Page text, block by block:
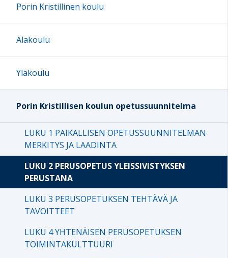
Porin Kristillinen koulu
Alakoulu
Yläkoulu
Porin Kristillisen koulun opetussuunnitelma
LUKU 1 PAIKALLISEN OPETUSSUUNNITELMAN
MERKITYS JA LAADINTA
LUKU 2 PERUSOPETUS YLEISSIVISTYKSEN
PERUSTANA
LUKU 3 PERUSOPETUKSEN TEHTÄVÄ JA
TAVOITTEET
LUKU 4 YHTENÄISEN PERUSOPETUKSEN
TOIMINTAKULTTUURI